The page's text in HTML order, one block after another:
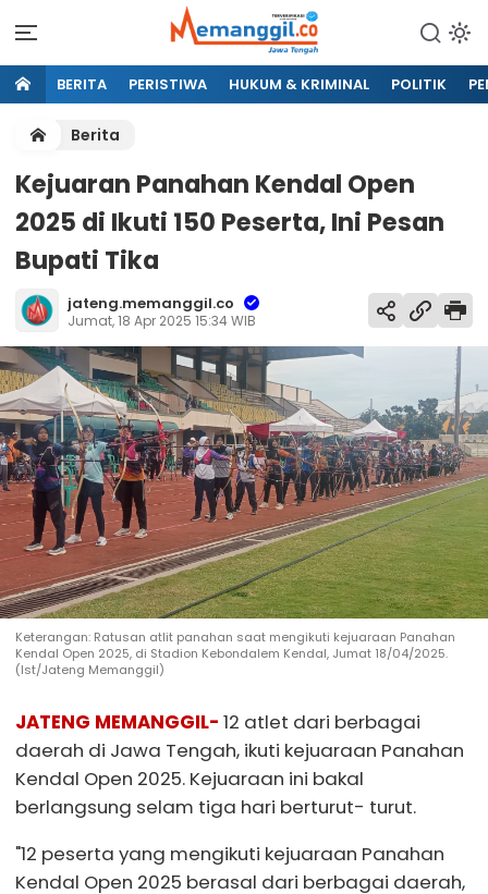
BERITA PERISTIWA HUKUM & KRIMINAL POLITIK
Berita
Kejuaran Panahan Kendal Open
2025 di Ikuti 150 Peserta, Ini Pesan
Bupati Tika
jateng.memanggil.co
Jumat, 18 Apr 2025 15:34 WIB
Keterangan: Ratusan atlit panahan saat mengikuti kejuaraan Panahan
Kendal Open 2025, di Stadion Kebondalem Kendal, Jumat 18/04/2025.
(Ist/Jateng Memanggil)
JATENG MEMANGGIL- 12 atlet dari berbagai
daerah di Jawa Tengah, ikuti kejuaraan Panahan
Kendal Open 2025. Kejuaraan ini bakal
berlangsung selam tiga hari berturut- turut.
"12 peserta yang mengikuti kejuaraan Panahan
Kendal Open 2025 berasal dari berbagai daerah,